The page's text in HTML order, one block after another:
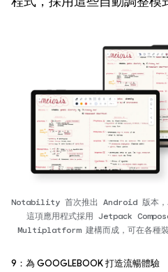
Notability 首次推出 Android 版本，為
這項應用程式採用 Jetpack
Multiplatform 建構而成，可在各種裝
9：為 Googlebook 打造流暢體驗